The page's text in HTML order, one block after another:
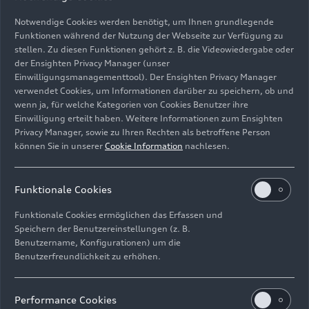
ImpressumRechtliches Hinweisgebersystem
Notwendige Cookies werden benötigt, um Ihnen grundlegende
Funktionen während der Nutzung der Webseite zur Verfügung zu
stellen. Zu diesen Funktionen gehört z. B. die Videowiedergabe oder
der Ensighten Privacy Manager (unser
Einwilligungsmanagementtool). Der Ensighten Privacy Manager
verwendet Cookies, um Informationen darüber zu speichern, ob und
wenn ja, für welche Kategorien von Cookies Benutzer ihre
Einwilligung erteilt haben. Weitere Informationen zum Ensighten
Privacy Manager, sowie zu Ihren Rechten als betroffene Person
können Sie in unserer Cookie Information nachlesen.
Funktionale Cookies
Funktionale Cookies ermöglichen das Erfassen und
Speichern der Benutzereinstellungen (z. B.
Benutzername, Konfigurationen) um die
Benutzerfreundlichkeit zu erhöhen.
Performance Cookies